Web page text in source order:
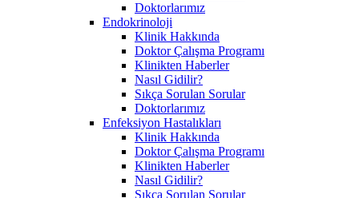
Doktorlarımız
Endokrinoloji
Klinik Hakkında
Doktor Çalışma Programı
Klinikten Haberler
Nasıl Gidilir?
Sıkça Sorulan Sorular
Doktorlarımız
Enfeksiyon Hastalıkları
Klinik Hakkında
Doktor Çalışma Programı
Klinikten Haberler
Nasıl Gidilir?
Sıkça Sorulan Sorular